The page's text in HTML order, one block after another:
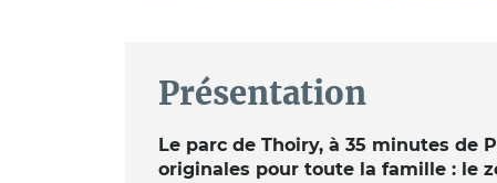
Présentation
Le parc de Thoiry, à 35 minutes de
originales pour toute la famille : le